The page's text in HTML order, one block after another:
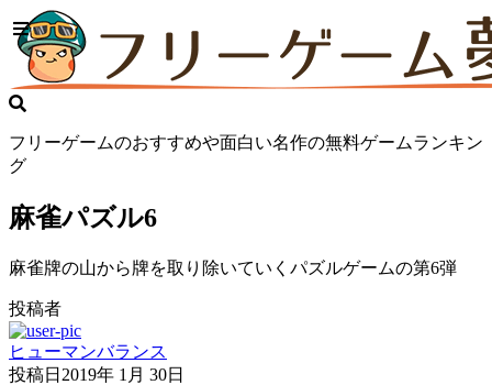
フリーゲームのおすすめや面白い名作の無料ゲームランキン
グ
麻雀パズル6
麻雀牌の山から牌を取り除いていくパズルゲームの第6弾
投稿者
ヒューマンバランス
投稿日 2019年 1月 30日